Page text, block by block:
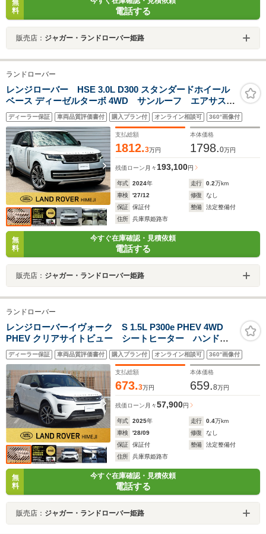
無
料
電話する
販売店： ジャガー・ランドローバー姫路
ランドローバー
レンジローバー HSE 3.0L D300 スタンダードホイール
ベース ディーゼルターボ 4WD サンルーフ エアサス
MERIDIAN3D
ディーラー保証 車両品質評価書付 購入プラン付 オンライン相談可 360°画像付
支払総額
1812.3万円
本体価格
1798.0万円
残価ローン 月々193,100円
年式 2024年 走行 0.2万km
車検
'27/12 修復
なし
保証
保証付 整備
法定整備付
住所
兵庫県姫路市
無
料
今すぐ在庫確認・見積依頼
電話する
販売店： ジャガー・ランドローバー姫路
ランドローバー
レンジローバーイヴォーク S 1.5L P300e PHEV 4WD
PHEV クリアサイトビュー シートヒーター ハンドル
ヒーター フル液晶メーター デモアップ車両 ワイヤ
レスカープレイ接続 360度カメラ オートハイビームア
シスト 大型モニター 認定中古車保証2年付き
ディーラー保証 車両品質評価書付 購入プラン付 オンライン相談可 360°画像付
支払総額
673.3万円
本体価格
659.8万円
残価ローン 月々57,900円
年式 2025年 走行 0.4万km
車検
'28/09 修復
なし
保証
保証付 整備
法定整備付
住所
兵庫県姫路市
無
料
今すぐ在庫確認・見積依頼
電話する
販売店： ジャガー・ランドローバー姫路